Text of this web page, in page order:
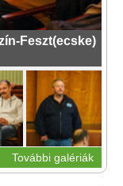
Feszt(ecske)
További galériák